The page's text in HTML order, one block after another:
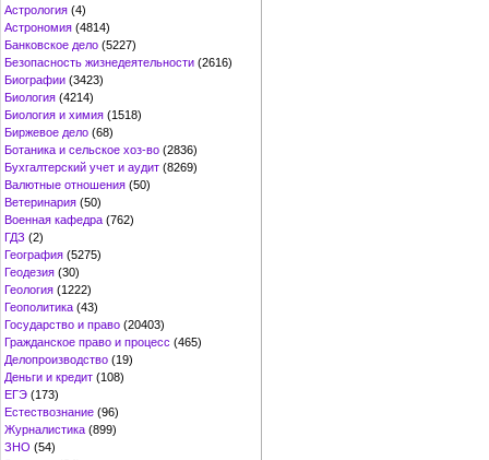
Астрология (4)
Астрономия (4814)
Банковское дело (5227)
Безопасность жизнедеятельности (2616)
Биографии (3423)
Биология (4214)
Биология и химия (1518)
Биржевое дело (68)
Ботаника и сельское хоз-во (2836)
Бухгалтерский учет и аудит (8269)
Валютные отношения (50)
Ветеринария (50)
Военная кафедра (762)
ГДЗ (2)
География (5275)
Геодезия (30)
Геология (1222)
Геополитика (43)
Государство и право (20403)
Гражданское право и процесс (465)
Делопроизводство (19)
Деньги и кредит (108)
ЕГЭ (173)
Естествознание (96)
Журналистика (899)
ЗНО (54)